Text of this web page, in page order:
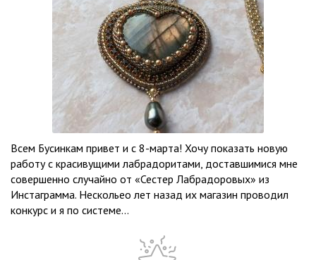
Всем Бусинкам привет и с 8-марта! Хочу показать новую
работу с красивущими лабрадоритами, доставшимися мне
совершенно случайно от «Сестер Лабрадоровых» из
Инстаграмма. Нескольео лет назад их магазин проводил
конкурс и я по системе...